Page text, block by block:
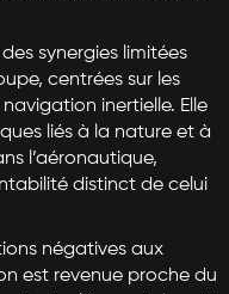
synergies limitées
centrées sur les
inertielle. Elle
liés à la nature et à
l’aéronautique,
distinct de celui
négatives aux
est revenue proche du